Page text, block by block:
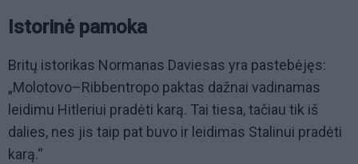
Istorinė pamoka
Britų istorikas Normanas Daviesas yra pastebėjęs:
„Molotovo–Ribbentropo paktas dažnai vadinamas
leidimu Hitleriui pradėti karą. Tai tiesa, tačiau tik iš
dalies, nes jis taip pat buvo ir leidimas Stalinui pradėti
karą.“